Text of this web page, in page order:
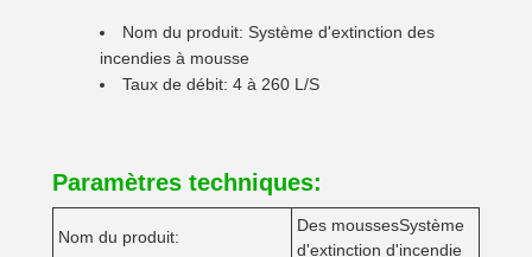
Nom du produit: Système d'extinction des
incendies à mousse
Taux de débit: 4 à 260 L/S
Paramètres techniques:
Nom du produit:
Des moussesSystème
d'extinction d'incendie